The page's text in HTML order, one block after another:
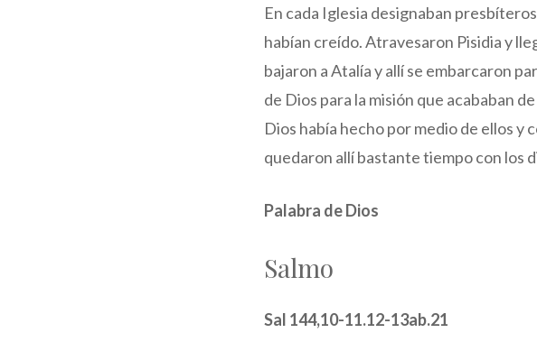
En cada Iglesia designaban
habían creído. Atravesaron Pisidia y
bajaron a Atalía y allí se embarcaron
de Dios para la misión que acababan
Dios había hecho por medio de ellos y
quedaron allí bastante tiempo con los
Palabra de Dios
Salmo
Sal 144,10-11.12-13ab.21